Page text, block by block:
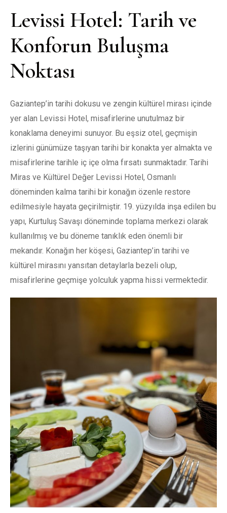
Levissi Hotel: Tarih ve
Konforun Buluşma
Noktası
Gaziantep’in tarihi dokusu ve zengin kültürel mirası içinde
yer alan Levissi Hotel, misafirlerine unutulmaz bir
konaklama deneyimi sunuyor. Bu eşsiz otel, geçmişin
izlerini günümüze taşıyan tarihi bir konakta yer almakta ve
misafirlerine tarihle iç içe olma fırsatı sunmaktadır. Tarihi
Miras ve Kültürel Değer Levissi Hotel, Osmanlı
döneminden kalma tarihi bir konağın özenle restore
edilmesiyle hayata geçirilmiştir. 19. yüzyılda inşa edilen bu
yapı, Kurtuluş Savaşı döneminde toplama merkezi olarak
kullanılmış ve bu döneme tanıklık eden önemli bir
mekandır. Konağın her köşesi, Gaziantep’in tarihi ve
kültürel mirasını yansıtan detaylarla bezeli olup,
misafirlerine geçmişe yolculuk yapma hissi vermektedir.